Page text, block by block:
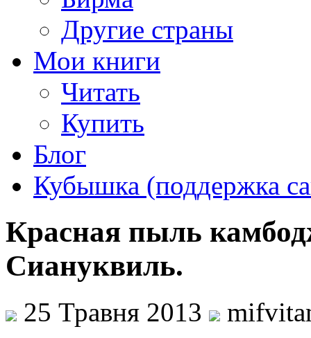
Другие страны
Мои книги
Читать
Купить
Блог
Кубышка (поддержка
Красная пыль
Сиануквиль.
25 Травня 2013